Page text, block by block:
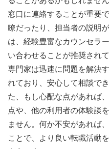
窓口に連絡することが重要
瞭だったり、担当者の説明
は、経験豊富なカウンセラ
い合わせることが推奨され
専門家は迅速に問題を解決
れており、安心して相談で
た、もし心配な点があれば
点や、他の利用者の体験談
ません。何か不安があれば
ことで、より良い転職活動